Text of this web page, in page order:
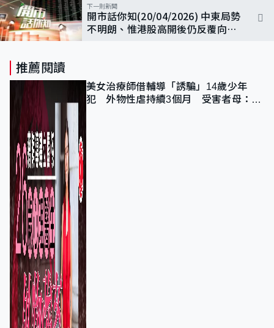
下一則新聞
開市話你知(20/04/2026) 中東局勢
不明朗、惟港股高開後仍反覆向
推薦閱讀
美女治療師借輔導「誘騙」14歲少年
犯 外物性虐持續3個月 受害者母：要